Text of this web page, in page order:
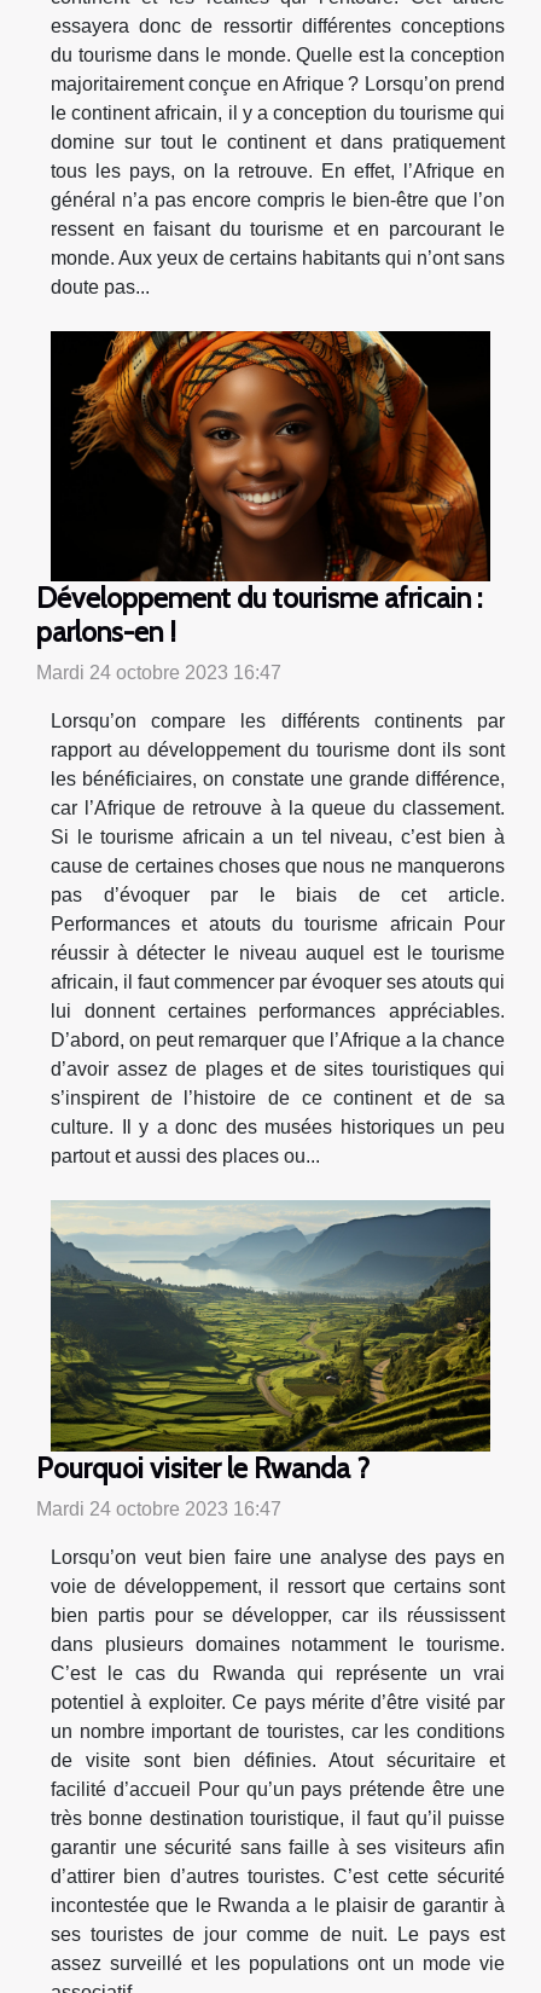
essayera donc de ressortir différentes conceptions
du tourisme dans le monde. Quelle est la conception
majoritairement conçue en Afrique ? Lorsqu’on prend
le continent africain, il y a conception du tourisme qui
domine sur tout le continent et dans pratiquement
tous les pays, on la retrouve. En effet, l’Afrique en
général n’a pas encore compris le bien-être que l’on
ressent en faisant du tourisme et en parcourant le
monde. Aux yeux de certains habitants qui n’ont sans
doute pas...
Développement du tourisme africain :
parlons-en !
Mardi 24 octobre 2023 16:47
Lorsqu’on compare les différents continents par
rapport au développement du tourisme dont ils sont
les bénéficiaires, on constate une grande différence,
car l’Afrique de retrouve à la queue du classement.
Si le tourisme africain a un tel niveau, c’est bien à
cause de certaines choses que nous ne manquerons
pas d’évoquer par le biais de cet article.
Performances et atouts du tourisme africain Pour
réussir à détecter le niveau auquel est le tourisme
africain, il faut commencer par évoquer ses atouts qui
lui donnent certaines performances appréciables.
D’abord, on peut remarquer que l’Afrique a la chance
d’avoir assez de plages et de sites touristiques qui
s’inspirent de l’histoire de ce continent et de sa
culture. Il y a donc des musées historiques un peu
partout et aussi des places ou...
Pourquoi visiter le Rwanda ?
Mardi 24 octobre 2023 16:47
Lorsqu’on veut bien faire une analyse des pays en
voie de développement, il ressort que certains sont
bien partis pour se développer, car ils réussissent
dans plusieurs domaines notamment le tourisme.
C’est le cas du Rwanda qui représente un vrai
potentiel à exploiter. Ce pays mérite d’être visité par
un nombre important de touristes, car les conditions
de visite sont bien définies. Atout sécuritaire et
facilité d’accueil Pour qu’un pays prétende être une
très bonne destination touristique, il faut qu’il puisse
garantir une sécurité sans faille à ses visiteurs afin
d’attirer bien d’autres touristes. C’est cette sécurité
incontestée que le Rwanda a le plaisir de garantir à
ses touristes de jour comme de nuit. Le pays est
assez surveillé et les populations ont un mode vie